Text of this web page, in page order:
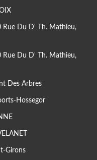
Rue Du D' Th. Mathieu,
Rue Du D' Th. Mathieu,
Des Arbres
Hossegor
Girons